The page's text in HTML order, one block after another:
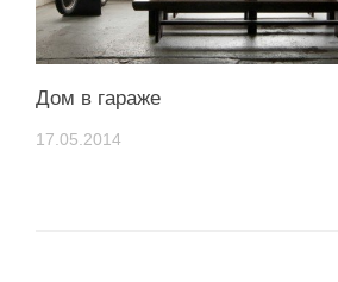
Дом в гараже
17.05.2014